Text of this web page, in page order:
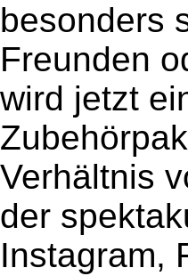
besonders
Freunden
wird jetzt
Verhältnis
der
Instagram,